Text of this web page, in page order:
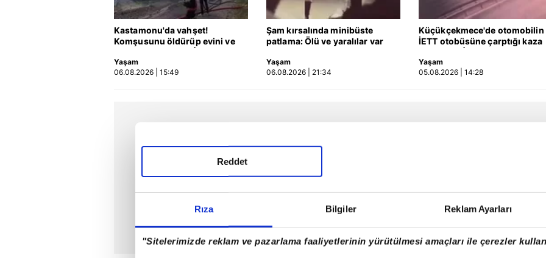
Rıza Bilgiler Reklam Ayarları
"Sitelerimizde reklam ve pazarlama faaliyetlerinin yürütülmesi amaçları ile çerezler
Reddet
Kastamonu'da vahşet!
Komşusunu öldürüp evini ve
Yaşam
06.08.2026 | 15:49
Şam kırsalında minibüste
patlama: Ölü ve yaralılar var
Yaşam
06.08.2026 | 21:34
Küçükçekmece'de otomobilin
İETT otobüsüne çarptığı kaza
Yaşam
05.08.2026 | 14:28